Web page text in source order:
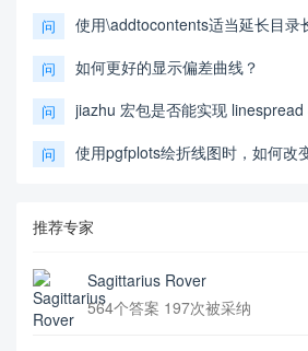
问 使用\addtocontents适当延长目录
问 如何更好的显示偏差曲线？
问 jiazhu 宏包是否能实现 linespread
问 使用pgfplots绘折线图时，如何改
推荐专家
Sagittarius Rover
564个答案 197次被采纳